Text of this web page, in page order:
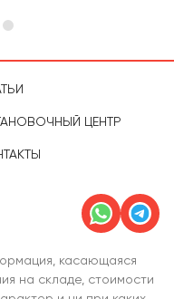
ЦЕНТР
касающаяся
на складе, стоимости